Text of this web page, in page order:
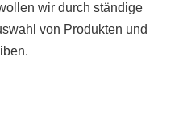
wir durch ständige
von Produkten und